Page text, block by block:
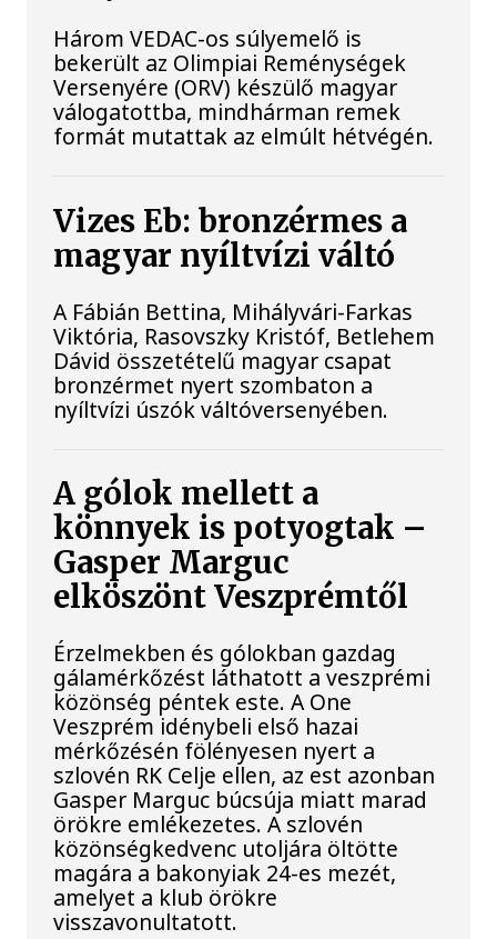
Három VEDAC-os súlyemelő is
bekerült az Olimpiai Reménységek
Versenyére (ORV) készülő magyar
válogatottba, mindhárman remek
formát mutattak az elmúlt hétvégén.
Vizes Eb: bronzérmes a
magyar nyíltvízi váltó
A Fábián Bettina, Mihályvári-Farkas
Viktória, Rasovszky Kristóf, Betlehem
Dávid összetételű magyar csapat
bronzérmet nyert szombaton a
nyíltvízi úszók váltóversenyében.
A gólok mellett a
könnyek is potyogtak –
Gasper Marguc
elköszönt Veszprémtől
Érzelmekben és gólokban gazdag
gálamérkőzést láthatott a veszprémi
közönség péntek este. A One
Veszprém idénybeli első hazai
mérkőzésén fölényesen nyert a
szlovén RK Celje ellen, az est azonban
Gasper Marguc búcsúja miatt marad
örökre emlékezetes. A szlovén
közönségkedvenc utoljára öltötte
magára a bakonyiak 24-es mezét,
amelyet a klub örökre
visszavonultatott.